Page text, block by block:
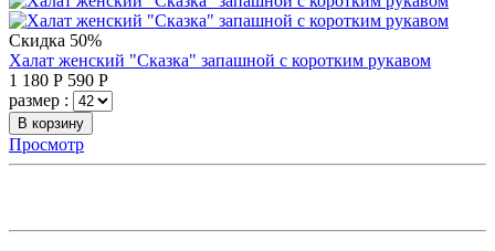
Скидка 50%
Халат женский "Сказка" запашной с коротким рукавом
1 180 Р 590 Р
размер :
В корзину
Просмотр